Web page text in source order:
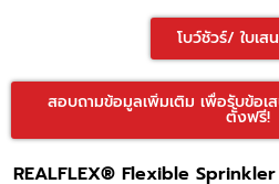
โบว์ชัวร์/ ใบเส
สอบถามข้อมูลเพิ่มเติม เพื่อรับข้อเ
ตั้งฟรี!
REALFLEX® Flexible